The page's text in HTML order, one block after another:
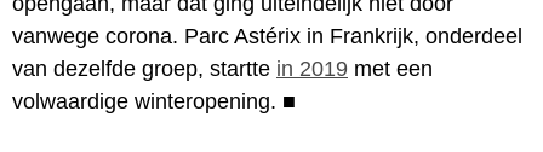
vanwege corona. Parc Astérix in Frankrijk, onderdeel
van dezelfde groep, startte in 2019 met een
volwaardige winteropening. ■